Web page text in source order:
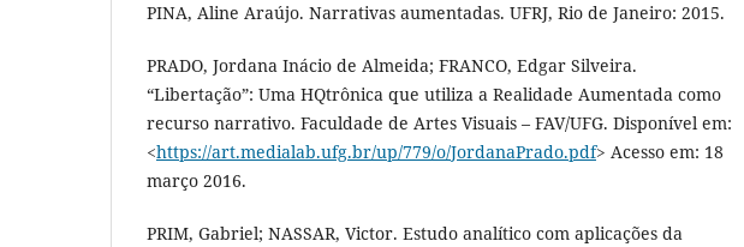
PINA, Aline Araújo. Narrativas aumentadas. UFRJ, Rio de Janeiro: 2015.
PRADO, Jordana Inácio de Almeida; FRANCO, Edgar Silveira.
“Libertação”: Uma HQtrônica que utiliza a Realidade Aumentada como
recurso narrativo. Faculdade de Artes Visuais – FAV/UFG. Disponível em:
<https://art.medialab.ufg.br/up/779/o/JordanaPrado.pdf> Acesso em: 18
março 2016.
PRIM, Gabriel; NASSAR, Victor. Estudo analítico com aplicações da